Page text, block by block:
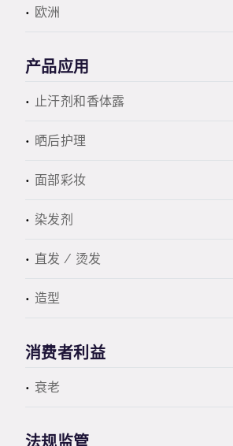
欧洲
产品应用
止汗剂和香体露
晒后护理
面部彩妆
染发剂
直发 / 烫发
造型
消费者利益
衰老
法规监管